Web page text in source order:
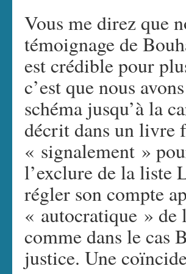
Vous me direz que
témoignage de
est crédible pour
c’est que nous
schéma jusqu’à la
décrit dans un livre
« signalement »
l’exclure de la liste
régler son compte
« autocratique » de
comme dans le cas
justice. Une